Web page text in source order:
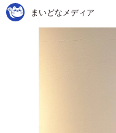
まいどなメディア